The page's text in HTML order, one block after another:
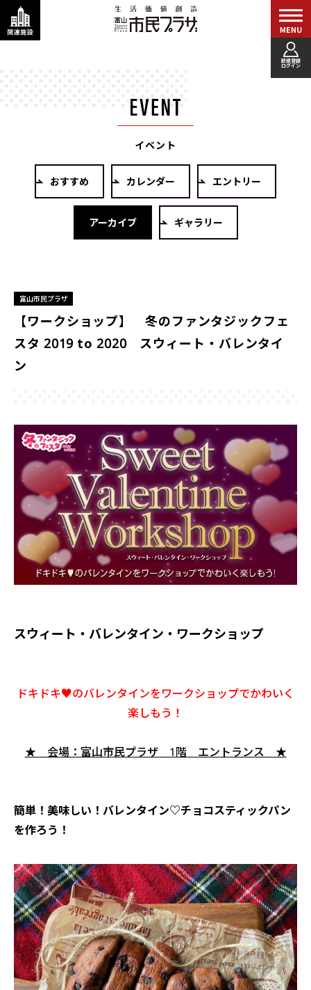
新規登録
ログイン
イベント
おすすめ カレンダー エントリー
アーカイブ ギャラリー
【ワークショップ】 冬のファンタジックフェ
スタ 2019 to 2020 スウィート・バレンタイ
ン
富山市民プラザ
スウィート・バレンタイン・ワークショップ
ドキドキ♥のバレンタインをワークショップでかわいく
楽しもう！
★ 会場：富山市民プラザ 1階 エントランス ★
簡単！美味しい！ バレンタイン♡チョコスティックパン
を作ろう！